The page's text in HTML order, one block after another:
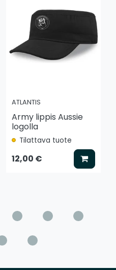
koriin
ATLANTIS
Army lippis Aussie
logolla
Tilattava tuote
12,00 € Lisää